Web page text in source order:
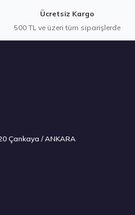
Ücretsiz Kargo
500 TL ve üzeri tüm siparişlerde
Çankaya / ANKARA